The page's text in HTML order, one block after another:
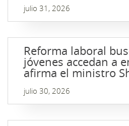
julio 31, 2026
Reforma laboral
jóvenes accedan a
afirma el ministro
julio 30, 2026